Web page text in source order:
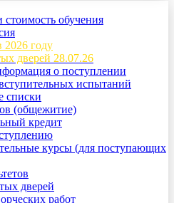
обучения
году
дверей 28.07.26
о поступлении
испытаний
списки
(общежитие)
кредит
курсы (для поступающих
дверей
работ